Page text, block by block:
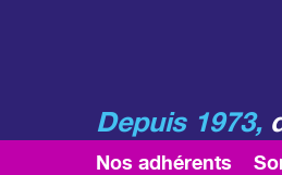
Depuis 1973,
Nos adhérents